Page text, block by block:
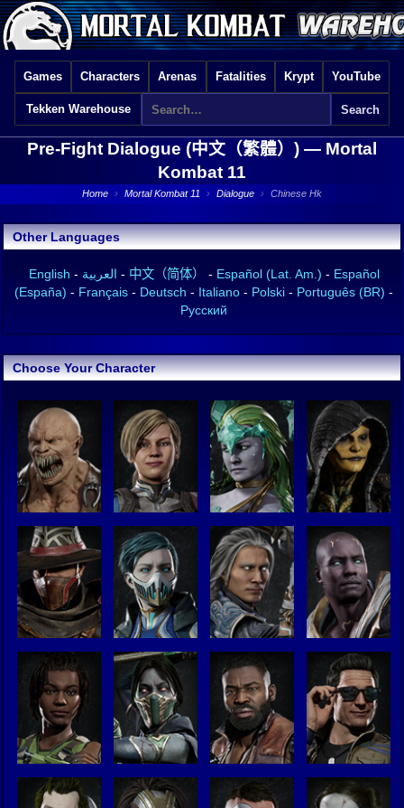
Games Characters Arenas Fatalities Krypt YouTube
Tekken Warehouse
Pre-Fight Dialogue (中文（繁體）) — Mortal
Kombat 11
Home › Mortal Kombat 11 › Dialogue › Chinese Hk
Other Languages
English - العربية - 中文（简体） - Español (Lat. Am.) - Español
(España) - Français - Deutsch - Italiano - Polski - Português (BR) -
Русский
Choose Your Character